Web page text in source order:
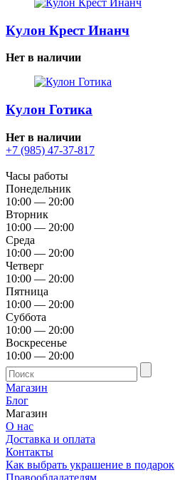
Кулон Крест Инанч
Нет в наличии
Кулон Готика
Нет в наличии
+7 (985) 47-37-817
Часы работы
Понедельник
10:00 — 20:00
Вторник
10:00 — 20:00
Среда
10:00 — 20:00
Четверг
10:00 — 20:00
Пятница
10:00 — 20:00
Суббота
10:00 — 20:00
Воскресенье
10:00 — 20:00
Магазин
Блог
Магазин
О нас
Доставка и оплата
Контакты
Как выбрать украшение в подарок
Правообладателям